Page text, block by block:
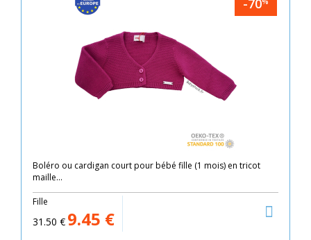
-70
Boléro ou cardigan court pour bébé fille (1 mois) en tricot
maille...
Fille
31.50 € 9.45 €